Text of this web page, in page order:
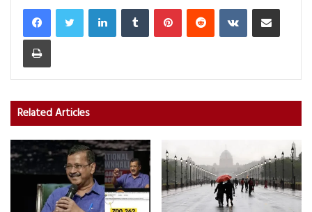
LinkedInTumblr PinterestReddit VKontakteShare via Email
Print
Related Articles